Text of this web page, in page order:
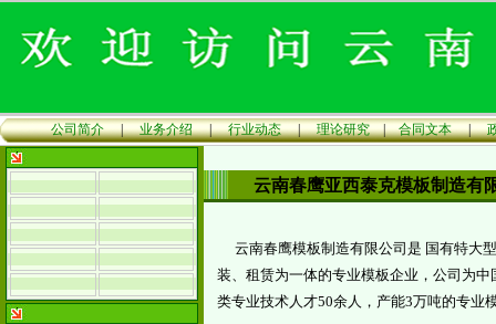
公司简介|业务介绍|行业动态|理论研究|合同文本|
云南春鹰亚西泰克模板制造有
云南春鹰模板制造有限公司是 国有特大
装、租赁为一体的专业模板企业，公司为
类专业技术人才50余人，产能3万吨的专业